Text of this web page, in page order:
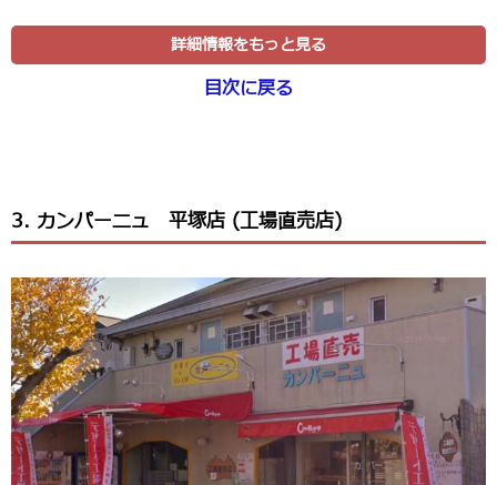
詳細情報をもっと見る
目次に戻る
3. カンパーニュ 平塚店 (工場直売店)